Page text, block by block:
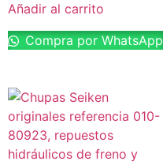
Añadir al carrito
Compra por WhatsApp